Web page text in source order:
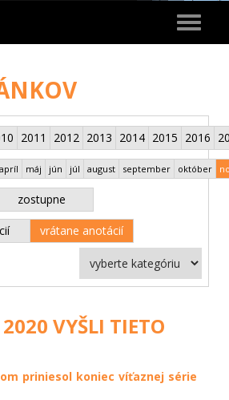
Toggle
2011 2012 2013 2014 2015 2016
apríl máj jún júl august september október
zostupne
vrátane anotácií
VYŠLI TIETO
priniesol koniec víťaznej série